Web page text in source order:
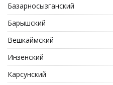
Базарносызганский
Барышский
Вешкаймский
Инзенский
Карсунский